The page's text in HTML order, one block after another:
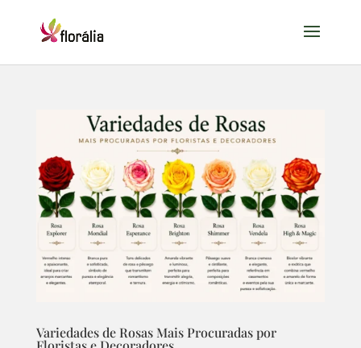
Variedades de Rosas Mais Procuradas por